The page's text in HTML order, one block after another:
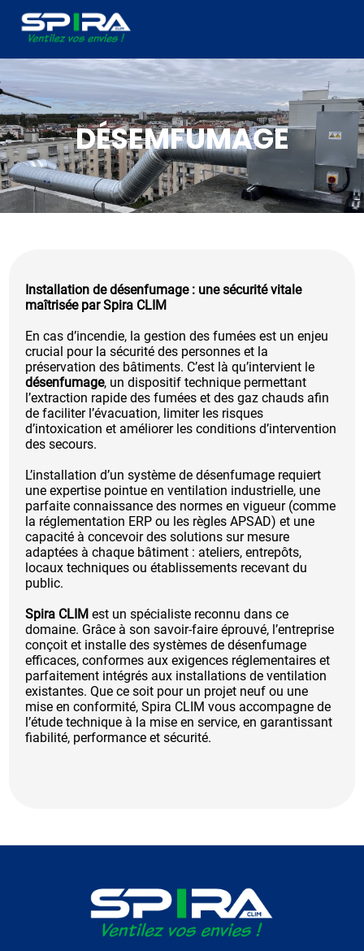
DÉSEMFUMAGE
Installation de désenfumage : une sécurité vitale
maîtrisée par Spira CLIM
En cas d’incendie, la gestion des fumées est un enjeu
crucial pour la sécurité des personnes et la
préservation des bâtiments. C’est là qu’intervient le
désenfumage, un dispositif technique permettant
l’extraction rapide des fumées et des gaz chauds afin
de faciliter l’évacuation, limiter les risques
d’intoxication et améliorer les conditions d’intervention
des secours.
L’installation d’un système de désenfumage requiert
une expertise pointue en ventilation industrielle, une
parfaite connaissance des normes en vigueur (comme
la réglementation ERP ou les règles APSAD) et une
capacité à concevoir des solutions sur mesure
adaptées à chaque bâtiment : ateliers, entrepôts,
locaux techniques ou établissements recevant du
public.
Spira CLIM est un spécialiste reconnu dans ce
domaine. Grâce à son savoir-faire éprouvé, l’entreprise
conçoit et installe des systèmes de désenfumage
efficaces, conformes aux exigences réglementaires et
parfaitement intégrés aux installations de ventilation
existantes. Que ce soit pour un projet neuf ou une
mise en conformité, Spira CLIM vous accompagne de
l’étude technique à la mise en service, en garantissant
fiabilité, performance et sécurité.